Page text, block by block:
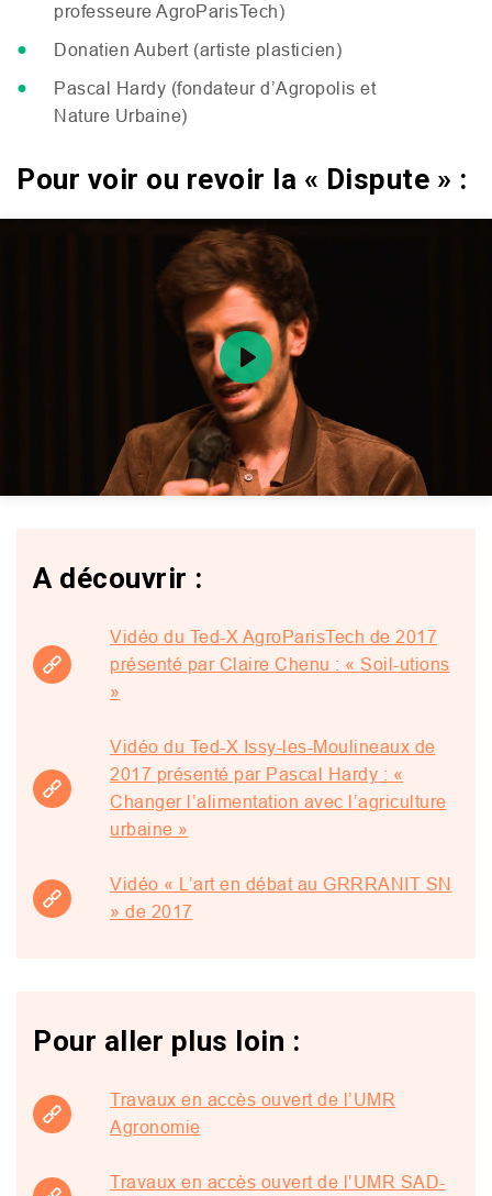
professeure AgroParisTech)
Donatien Aubert (artiste plasticien)
Pascal Hardy (fondateur d’Agropolis et
Nature Urbaine)
Pour voir ou revoir la « Dispute » :
Play
A découvrir :
Vidéo du Ted-X AgroParisTech de 2017
présenté par Claire Chenu : « Soil-utions
»
Vidéo du Ted-X Issy-les-Moulineaux de
2017 présenté par Pascal Hardy : «
Changer l’alimentation avec l’agriculture
urbaine »
Vidéo « L’art en débat au GRRRANIT SN
» de 2017
Pour aller plus loin :
Travaux en accès ouvert de l’UMR
Agronomie
Travaux en accès ouvert de l’UMR SAD-